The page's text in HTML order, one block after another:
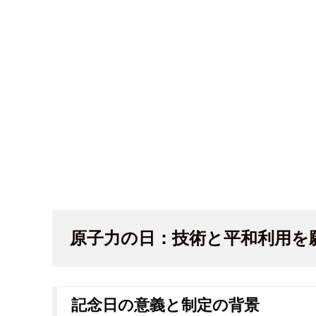
原子力の日：技術と平和利用を
記念日の意義と制定の背景